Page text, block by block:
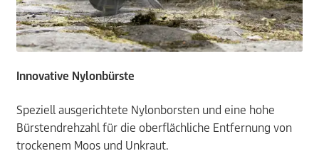
Innovative Nylonbürste
Speziell ausgerichtete Nylonborsten und eine hohe
Bürstendrehzahl für die oberflächliche Entfernung von
trockenem Moos und Unkraut.